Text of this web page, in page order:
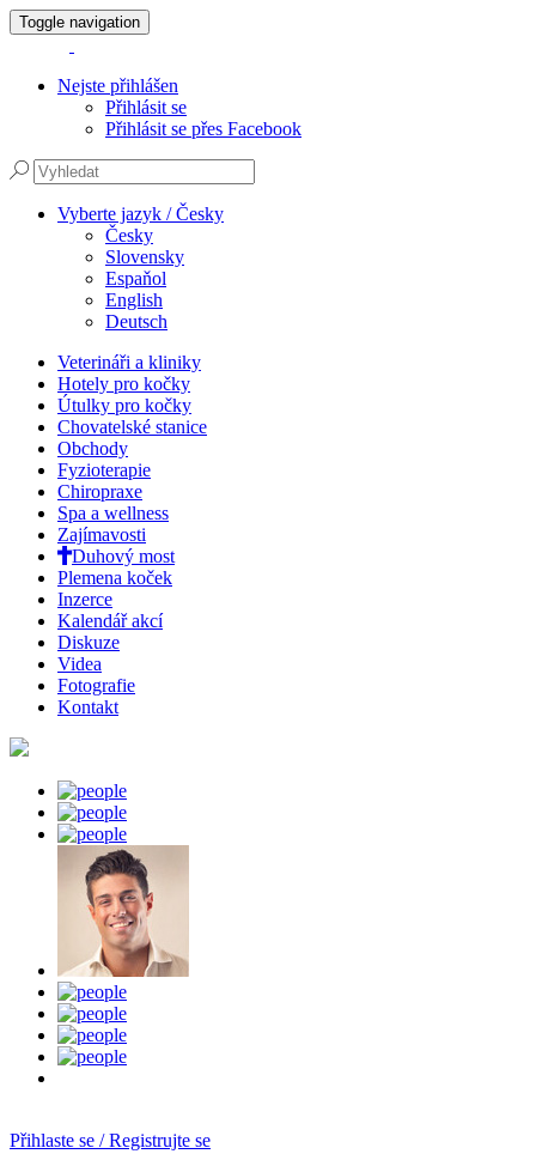
Toggle navigation
Nejste přihlášen
Přihlásit se
Přihlásit se přes Facebook
Vyberte jazyk / Česky
Česky
Slovensky
Espaňol
English
Deutsch
Veterináři a kliniky
Hotely pro kočky
Útulky pro kočky
Chovatelské stanice
Obchody
Fyzioterapie
Chiropraxe
Spa a wellness
Zajímavosti
Duhový most
Plemena koček
Inzerce
Kalendář akcí
Diskuze
Videa
Fotografie
Kontakt
Přihlaste se / Registrujte se